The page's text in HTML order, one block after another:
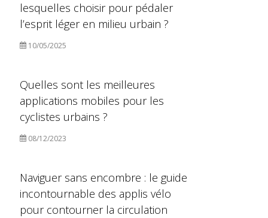
lesquelles choisir pour pédaler
l’esprit léger en milieu urbain ?
10/05/2025
Quelles sont les meilleures
applications mobiles pour les
cyclistes urbains ?
08/12/2023
Naviguer sans encombre : le guide
incontournable des applis vélo
pour contourner la circulation